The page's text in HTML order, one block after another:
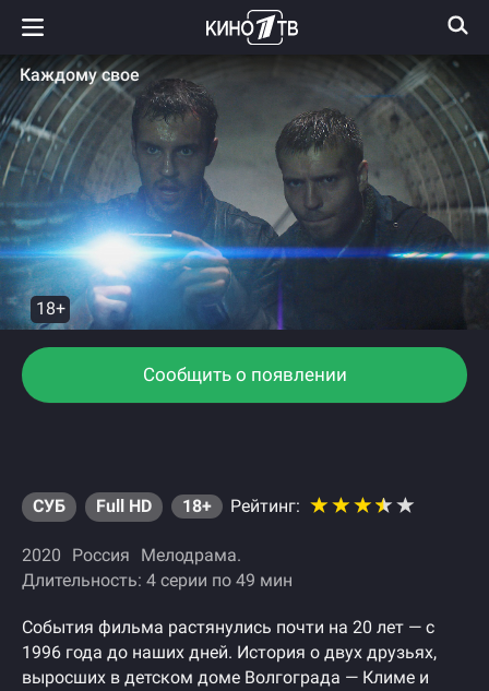
Каждому свое
18+
Сообщить о появлении
СУБ Full HD 18+ Рейтинг:
2020 Россия
Мелодрама
Длительность: 4 серии по 49 мин
События фильма растянулись почти на 20 лет — с
1996 года до наших дней. История о двух друзьях,
выросших в детском доме Волгограда — Климе и